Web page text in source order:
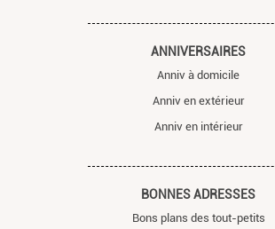
ANNIVERSAIRES
Anniv à domicile
Anniv en extérieur
Anniv en intérieur
BONNES ADRESSES
Bons plans des tout-petits